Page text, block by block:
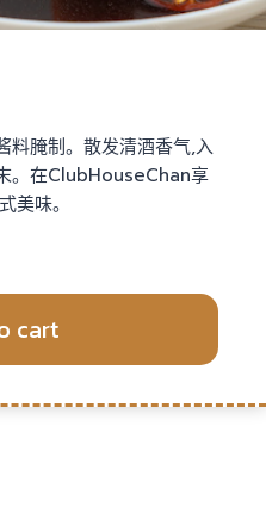
料腌制。散发清酒香气,入
。在ClubHouseChan享
美味。
cart